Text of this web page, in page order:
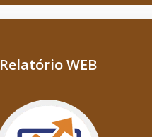
Relatório WEB